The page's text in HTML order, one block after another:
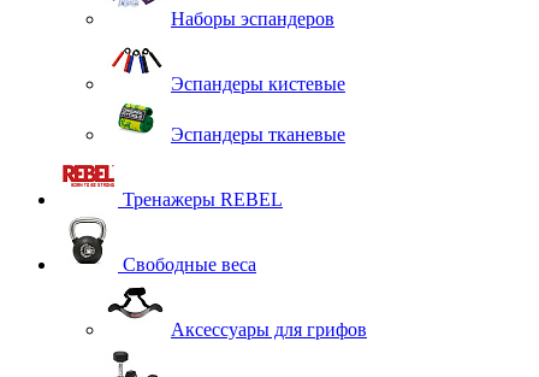
Наборы эспандеров
Эспандеры кистевые
Эспандеры тканевые
Тренажеры REBEL
Свободные веса
Аксессуары для грифов